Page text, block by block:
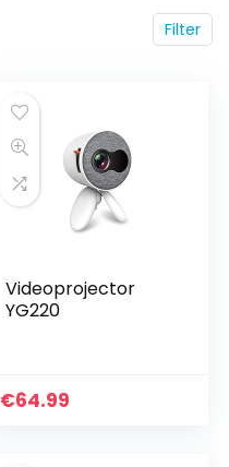
Filter
Videoprojector
YG220
€64.99